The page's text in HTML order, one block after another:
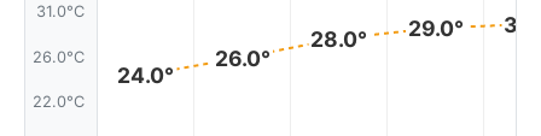
31.0°C
26.0°C
22.0°C
24.0°
26.0°
28.0° 29.0°